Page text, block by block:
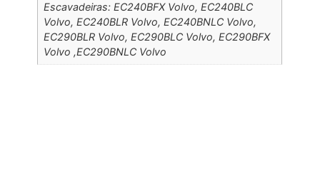
Escavadeiras: EC240BFX Volvo, EC240BLC
Volvo, EC240BLR Volvo, EC240BNLC Volvo,
EC290BLR Volvo, EC290BLC Volvo, EC290BFX
Volvo ,EC290BNLC Volvo